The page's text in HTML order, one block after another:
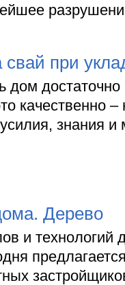
свай при
дом
качественно
знания
Дерево
и технологий